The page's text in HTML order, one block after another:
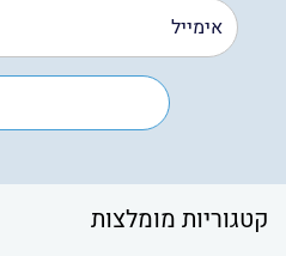
קטגוריות מומלצות